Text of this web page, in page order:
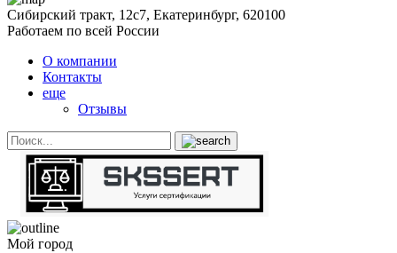
Сибирский тракт, 12с7, Екатеринбург, 620100
Работаем по всей России
О компании
Контакты
еще
Отзывы
Мой город